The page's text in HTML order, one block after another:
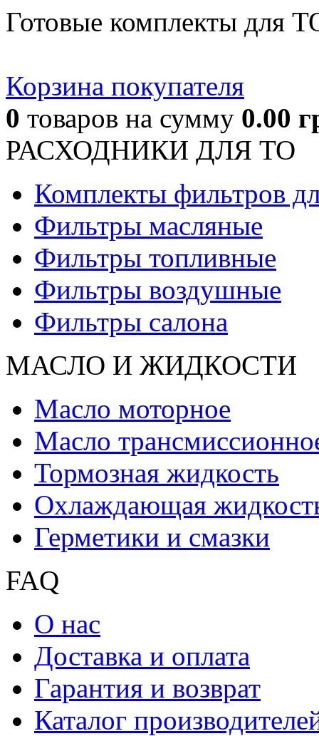
Готовые комплекты для
Корзина покупателя
0 товаров на сумму 0.00
РАСХОДНИКИ ДЛЯ ТО
Комплекты фильтров
Фильтры масляные
Фильтры топливные
Фильтры воздушные
Фильтры салона
МАСЛО И ЖИДКОCТИ
Масло моторное
Масло
Тормозная жидкость
Охлаждающая
Герметики и смазки
FAQ
О нас
Доставка и оплата
Гарантия и возврат
Каталог